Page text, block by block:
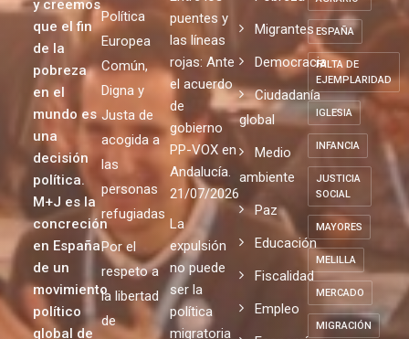
mundo
más justo
y creemos
que el fin
de la
pobreza
en el
mundo es
una
decisión
política.
M+J es la
concreción
en España
de un
repite
Por una
Política
Europea
Común,
Digna y
Justa de
acogida a
las
personas
refugiadas
respeto a
repite
31/07/2026
Entre los
puentes y
las líneas
rojas: Ante
el acuerdo
de
gobierno
PP-VOX en
Andalucía.
21/07/2026
La
expulsión
no puede
Justicia
Pobreza
Migrantes
Democracia
Ciudadanía
global
Medio
ambiente
Paz
Educación
EMPATÍA
EMPLEO
AGRARIO
ESPAÑA
FALTA DE
EJEMPLARIDAD
IGLESIA
INFANCIA
JUSTICIA
SOCIAL
MAYORES
MELILLA